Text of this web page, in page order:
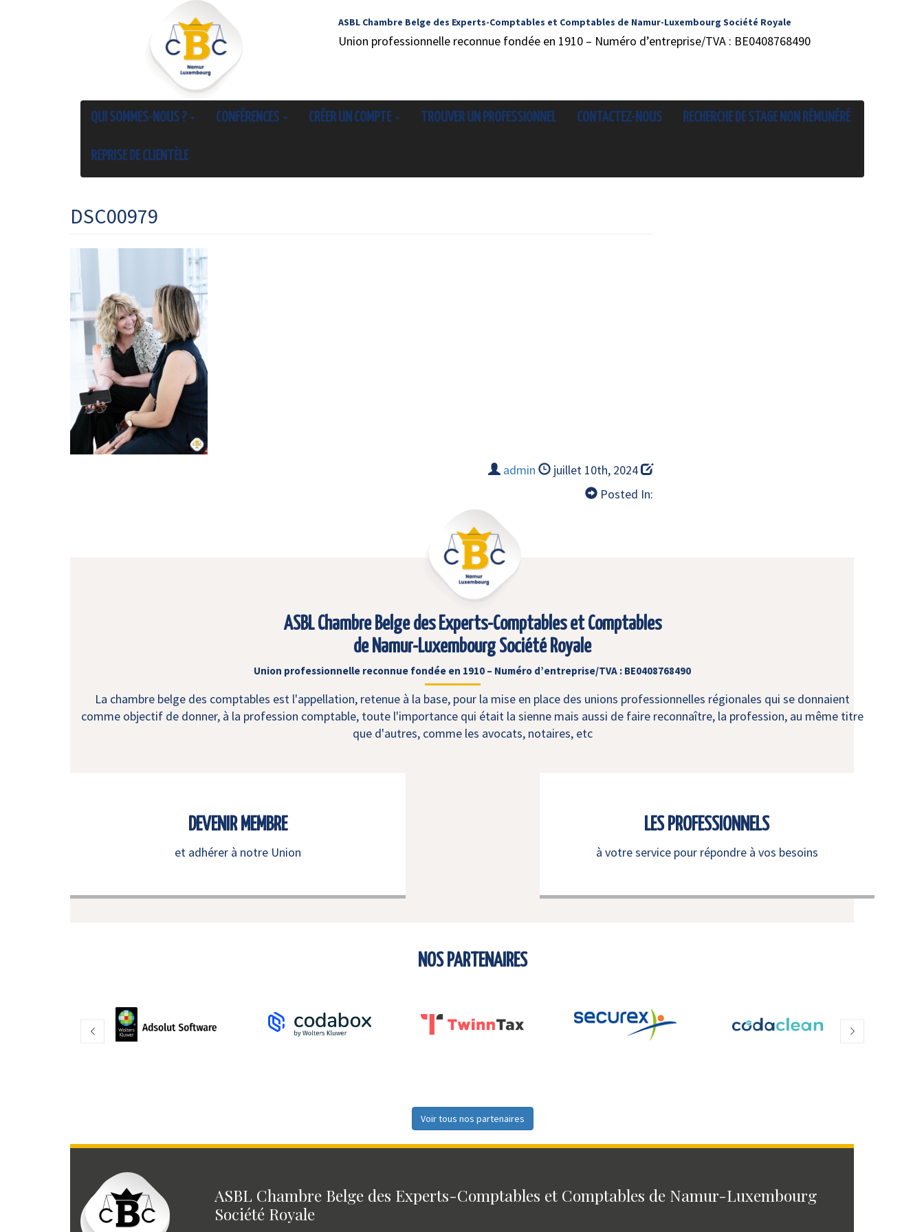
ASBL Chambre Belge des Experts-Comptables et Comptables de Namur-Luxembourg Société Royale
Union professionnelle reconnue fondée en 1910 – Numéro d’entreprise/TVA : BE0408768490
QUI SOMMES-NOUS ? CONFÉRENCES CRÉER UN COMPTE TROUVER UN PROFESSIONNEL CONTACTEZ-NOUS RECHERCHE DE STAGE NON RÉMUNÉRÉ
REPRISE DE CLIENTÈLE
DSC00979
admin
juillet 10th, 2024
Posted In:
ASBL Chambre Belge des Experts-Comptables et Comptables
de Namur-Luxembourg Société Royale
Union professionnelle reconnue fondée en 1910 – Numéro d’entreprise/TVA : BE0408768490
La chambre belge des comptables est l'appellation, retenue à la base, pour la mise en place des unions professionnelles régionales qui se donnaient
comme objectif de donner, à la profession comptable, toute l'importance qui était la sienne mais aussi de faire reconnaître, la profession, au même titre
que d'autres, comme les avocats, notaires, etc
DEVENIR MEMBRE
et adhérer à notre Union
LES PROFESSIONNELS
à votre service pour répondre à vos besoins
NOS PARTENAIRES
Voir tous nos partenaires
ASBL Chambre Belge des Experts-Comptables et Comptables de Namur-Luxembourg
Société Royale